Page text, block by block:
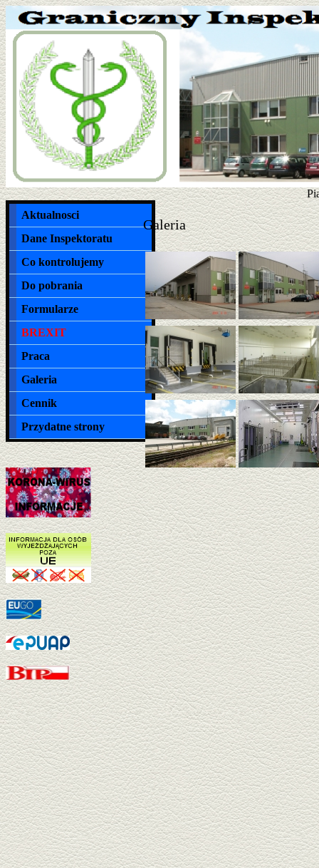
Aktualnosci
Dane Inspektoratu
Co kontrolujemy
Do pobrania
Formularze
BREXIT
Praca
Galeria
Cennik
Przydatne strony
Galeria